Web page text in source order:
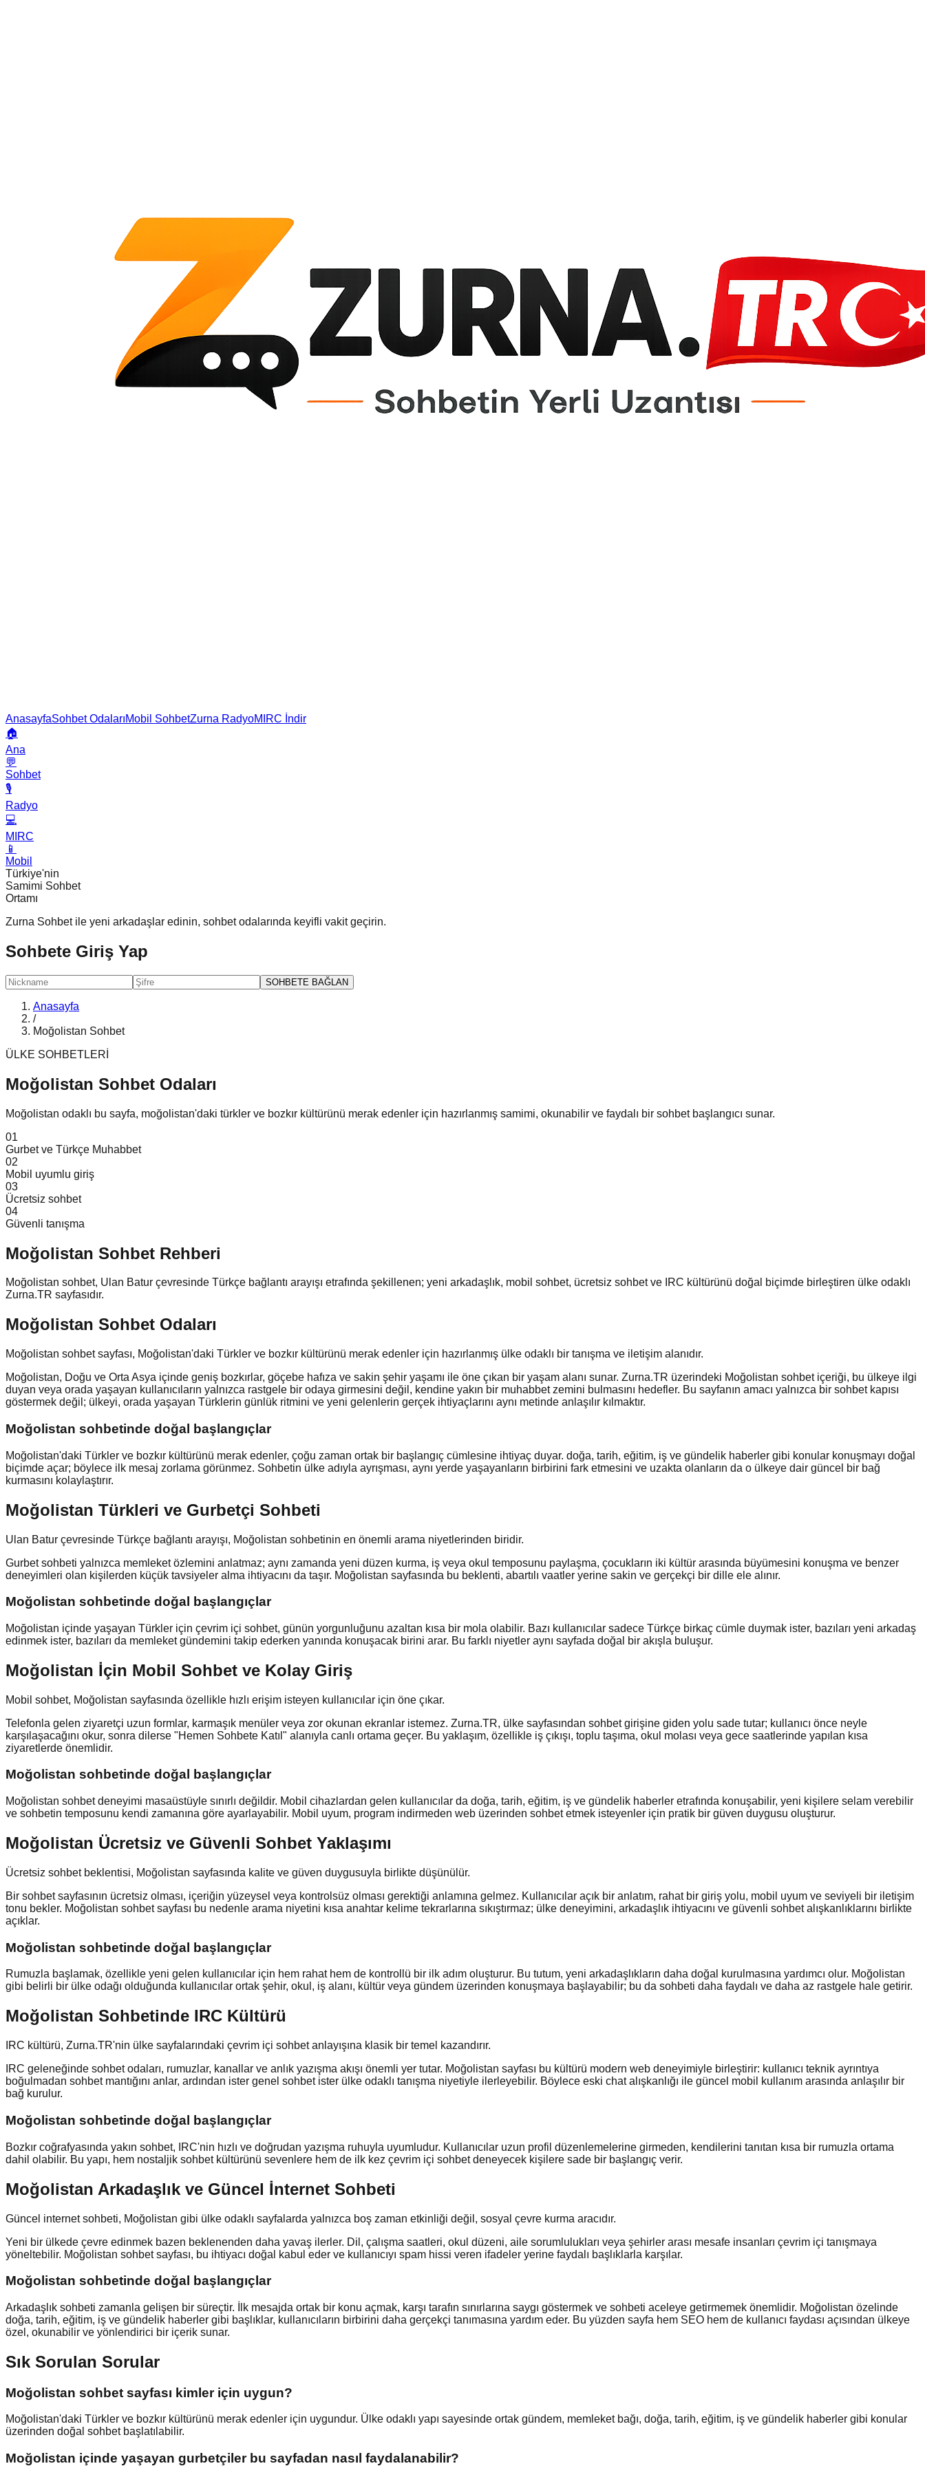
AnasayfaSohbet OdalarıMobil SohbetZurna RadyoMIRC İndir
🏠
Ana
💬
Sohbet
🎙️
Radyo
💻
MIRC
📱
Mobil
Türkiye'nin
Samimi Sohbet
Ortamı
Zurna Sohbet ile yeni arkadaşlar edinin, sohbet odalarında keyifli vakit geçirin.
Sohbete Giriş Yap
SOHBETE BAĞLAN
Anasayfa
/
Moğolistan Sohbet
ÜLKE SOHBETLERİ
Moğolistan Sohbet Odaları
Moğolistan odaklı bu sayfa, moğolistan'daki türkler ve bozkır kültürünü merak edenler için hazırlanmış samimi, okunabilir ve faydalı bir sohbet başlangıcı sunar.
01
Gurbet ve Türkçe Muhabbet
02
Mobil uyumlu giriş
03
Ücretsiz sohbet
04
Güvenli tanışma
Moğolistan Sohbet Rehberi
Moğolistan sohbet, Ulan Batur çevresinde Türkçe bağlantı arayışı etrafında şekillenen; yeni arkadaşlık, mobil sohbet, ücretsiz sohbet ve IRC kültürünü doğal biçimde birleştiren ülke odaklı
Zurna.TR sayfasıdır.
Moğolistan Sohbet Odaları
Moğolistan sohbet sayfası, Moğolistan'daki Türkler ve bozkır kültürünü merak edenler için hazırlanmış ülke odaklı bir tanışma ve iletişim alanıdır.
Moğolistan, Doğu ve Orta Asya içinde geniş bozkırlar, göçebe hafıza ve sakin şehir yaşamı ile öne çıkan bir yaşam alanı sunar. Zurna.TR üzerindeki Moğolistan sohbet içeriği, bu ülkeye ilgi
duyan veya orada yaşayan kullanıcıların yalnızca rastgele bir odaya girmesini değil, kendine yakın bir muhabbet zemini bulmasını hedefler. Bu sayfanın amacı yalnızca bir sohbet kapısı
göstermek değil; ülkeyi, orada yaşayan Türklerin günlük ritmini ve yeni gelenlerin gerçek ihtiyaçlarını aynı metinde anlaşılır kılmaktır.
Moğolistan sohbetinde doğal başlangıçlar
Moğolistan'daki Türkler ve bozkır kültürünü merak edenler, çoğu zaman ortak bir başlangıç cümlesine ihtiyaç duyar. doğa, tarih, eğitim, iş ve gündelik haberler gibi konular konuşmayı doğal
biçimde açar; böylece ilk mesaj zorlama görünmez. Sohbetin ülke adıyla ayrışması, aynı yerde yaşayanların birbirini fark etmesini ve uzakta olanların da o ülkeye dair güncel bir bağ
kurmasını kolaylaştırır.
Moğolistan Türkleri ve Gurbetçi Sohbeti
Ulan Batur çevresinde Türkçe bağlantı arayışı, Moğolistan sohbetinin en önemli arama niyetlerinden biridir.
Gurbet sohbeti yalnızca memleket özlemini anlatmaz; aynı zamanda yeni düzen kurma, iş veya okul temposunu paylaşma, çocukların iki kültür arasında büyümesini konuşma ve benzer
deneyimleri olan kişilerden küçük tavsiyeler alma ihtiyacını da taşır. Moğolistan sayfasında bu beklenti, abartılı vaatler yerine sakin ve gerçekçi bir dille ele alınır.
Moğolistan sohbetinde doğal başlangıçlar
Moğolistan içinde yaşayan Türkler için çevrim içi sohbet, günün yorgunluğunu azaltan kısa bir mola olabilir. Bazı kullanıcılar sadece Türkçe birkaç cümle duymak ister, bazıları yeni arkadaş
edinmek ister, bazıları da memleket gündemini takip ederken yanında konuşacak birini arar. Bu farklı niyetler aynı sayfada doğal bir akışla buluşur.
Moğolistan İçin Mobil Sohbet ve Kolay Giriş
Mobil sohbet, Moğolistan sayfasında özellikle hızlı erişim isteyen kullanıcılar için öne çıkar.
Telefonla gelen ziyaretçi uzun formlar, karmaşık menüler veya zor okunan ekranlar istemez. Zurna.TR, ülke sayfasından sohbet girişine giden yolu sade tutar; kullanıcı önce neyle
karşılaşacağını okur, sonra dilerse "Hemen Sohbete Katıl" alanıyla canlı ortama geçer. Bu yaklaşım, özellikle iş çıkışı, toplu taşıma, okul molası veya gece saatlerinde yapılan kısa
ziyaretlerde önemlidir.
Moğolistan sohbetinde doğal başlangıçlar
Moğolistan sohbet deneyimi masaüstüyle sınırlı değildir. Mobil cihazlardan gelen kullanıcılar da doğa, tarih, eğitim, iş ve gündelik haberler etrafında konuşabilir, yeni kişilere selam verebilir
ve sohbetin temposunu kendi zamanına göre ayarlayabilir. Mobil uyum, program indirmeden web üzerinden sohbet etmek isteyenler için pratik bir güven duygusu oluşturur.
Moğolistan Ücretsiz ve Güvenli Sohbet Yaklaşımı
Ücretsiz sohbet beklentisi, Moğolistan sayfasında kalite ve güven duygusuyla birlikte düşünülür.
Bir sohbet sayfasının ücretsiz olması, içeriğin yüzeysel veya kontrolsüz olması gerektiği anlamına gelmez. Kullanıcılar açık bir anlatım, rahat bir giriş yolu, mobil uyum ve seviyeli bir iletişim
tonu bekler. Moğolistan sohbet sayfası bu nedenle arama niyetini kısa anahtar kelime tekrarlarına sıkıştırmaz; ülke deneyimini, arkadaşlık ihtiyacını ve güvenli sohbet alışkanlıklarını birlikte
açıklar.
Moğolistan sohbetinde doğal başlangıçlar
Rumuzla başlamak, özellikle yeni gelen kullanıcılar için hem rahat hem de kontrollü bir ilk adım oluşturur. Bu tutum, yeni arkadaşlıkların daha doğal kurulmasına yardımcı olur. Moğolistan
gibi belirli bir ülke odağı olduğunda kullanıcılar ortak şehir, okul, iş alanı, kültür veya gündem üzerinden konuşmaya başlayabilir; bu da sohbeti daha faydalı ve daha az rastgele hale getirir.
Moğolistan Sohbetinde IRC Kültürü
IRC kültürü, Zurna.TR'nin ülke sayfalarındaki çevrim içi sohbet anlayışına klasik bir temel kazandırır.
IRC geleneğinde sohbet odaları, rumuzlar, kanallar ve anlık yazışma akışı önemli yer tutar. Moğolistan sayfası bu kültürü modern web deneyimiyle birleştirir: kullanıcı teknik ayrıntıya
boğulmadan sohbet mantığını anlar, ardından ister genel sohbet ister ülke odaklı tanışma niyetiyle ilerleyebilir. Böylece eski chat alışkanlığı ile güncel mobil kullanım arasında anlaşılır bir
bağ kurulur.
Moğolistan sohbetinde doğal başlangıçlar
Bozkır coğrafyasında yakın sohbet, IRC'nin hızlı ve doğrudan yazışma ruhuyla uyumludur. Kullanıcılar uzun profil düzenlemelerine girmeden, kendilerini tanıtan kısa bir rumuzla ortama
dahil olabilir. Bu yapı, hem nostaljik sohbet kültürünü sevenlere hem de ilk kez çevrim içi sohbet deneyecek kişilere sade bir başlangıç verir.
Moğolistan Arkadaşlık ve Güncel İnternet Sohbeti
Güncel internet sohbeti, Moğolistan gibi ülke odaklı sayfalarda yalnızca boş zaman etkinliği değil, sosyal çevre kurma aracıdır.
Yeni bir ülkede çevre edinmek bazen beklenenden daha yavaş ilerler. Dil, çalışma saatleri, okul düzeni, aile sorumlulukları veya şehirler arası mesafe insanları çevrim içi tanışmaya
yöneltebilir. Moğolistan sohbet sayfası, bu ihtiyacı doğal kabul eder ve kullanıcıyı spam hissi veren ifadeler yerine faydalı başlıklarla karşılar.
Moğolistan sohbetinde doğal başlangıçlar
Arkadaşlık sohbeti zamanla gelişen bir süreçtir. İlk mesajda ortak bir konu açmak, karşı tarafın sınırlarına saygı göstermek ve sohbeti aceleye getirmemek önemlidir. Moğolistan özelinde
doğa, tarih, eğitim, iş ve gündelik haberler gibi başlıklar, kullanıcıların birbirini daha gerçekçi tanımasına yardım eder. Bu yüzden sayfa hem SEO hem de kullanıcı faydası açısından ülkeye
özel, okunabilir ve yönlendirici bir içerik sunar.
Sık Sorulan Sorular
Moğolistan sohbet sayfası kimler için uygun?
Moğolistan'daki Türkler ve bozkır kültürünü merak edenler için uygundur. Ülke odaklı yapı sayesinde ortak gündem, memleket bağı, doğa, tarih, eğitim, iş ve gündelik haberler gibi konular
üzerinden doğal sohbet başlatılabilir.
Moğolistan içinde yaşayan gurbetçiler bu sayfadan nasıl faydalanabilir?